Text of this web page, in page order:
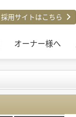
採用サイトはこちら
オーナー様へ